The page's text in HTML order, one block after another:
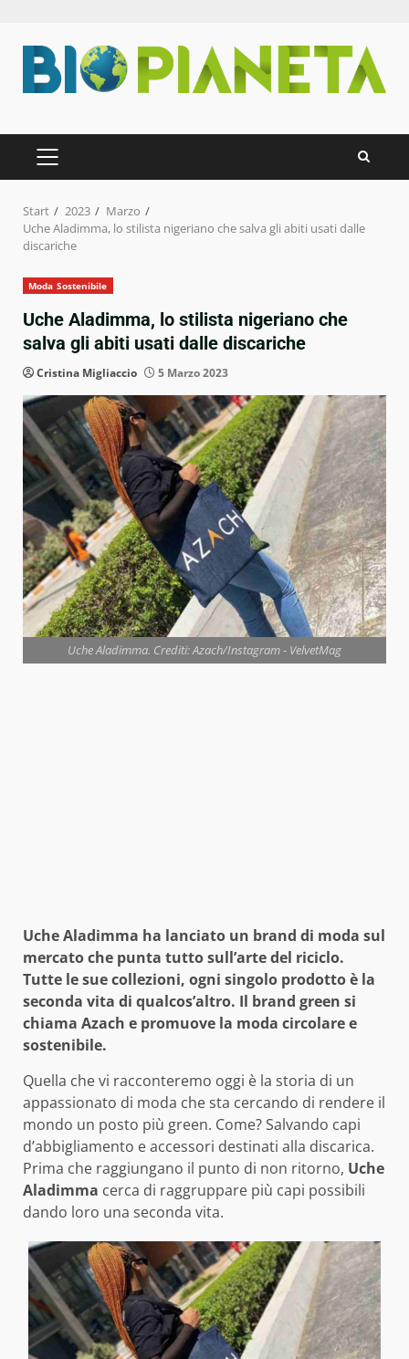
Inhalt
springen
PRIMÄRES
MENÜ
Start 2023
Marzo
Uche Aladimma, lo stilista nigeriano che salva gli abiti usati dalle
discariche
Moda Sostenibile
Uche Aladimma, lo stilista nigeriano che
salva gli abiti usati dalle discariche
Cristina Migliaccio 5 Marzo 2023
Uche Aladimma. Crediti: Azach/Instagram - VelvetMag
Uche Aladimma ha lanciato un brand di moda sul
mercato che punta tutto sull’arte del riciclo.
Tutte le sue collezioni, ogni singolo prodotto è la
seconda vita di qualcos’altro. Il brand green si
chiama Azach e promuove la moda circolare e
sostenibile.
Quella che vi racconteremo oggi è la storia di un
appassionato di moda che sta cercando di rendere il
mondo un posto più green. Come? Salvando capi
d’abbigliamento e accessori destinati alla discarica.
Prima che raggiungano il punto di non ritorno, Uche
Aladimma cerca di raggruppare più capi possibili
dando loro una seconda vita.